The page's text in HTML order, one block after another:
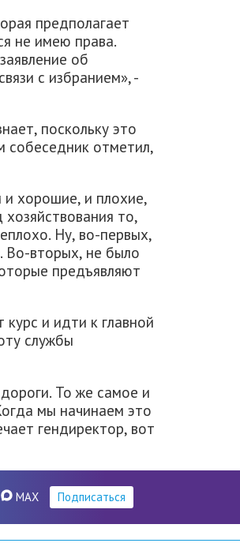
предполагает
не имею права.
об
с избранием», -
поскольку это
собеседник отметил,
и хорошие, и плохие,
то,
Ну, во-первых,
Во-вторых, не было
предъявляют
и идти к главной
службы
То же самое и
мы начинаем это
гендиректор, вот
MAX Подписаться